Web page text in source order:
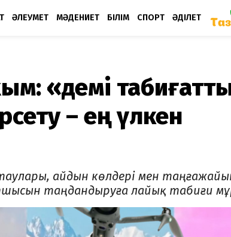
ӘЛЕУМЕТ МӘДЕНИЕТ БІЛІМ СПОРТ ӘДІЛЕТ
«Әдемі
– ең үлкен
айдын көлдері мен
таңдандыруға лайық табиғи